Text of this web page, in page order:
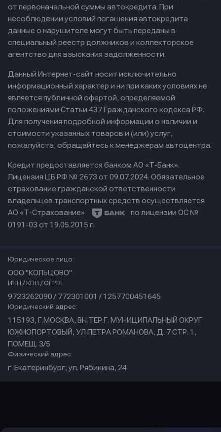
от первоначальной суммы автокредита. При
несоблюдении условий погашения автокредита
данные о нарушителе могут быть переданы в
специальный реестр должников и коллекторское
агентство для взыскания задолженности.
Данный Интернет-сайт носит исключительно
информационный характер и ни при каких условиях не
является публичной офертой, определяемой
положениями Статьи 437 Гражданского кодекса РФ.
Для получения подробной информации о наличии и
стоимости указанных товаров и (или) услуг,
пожалуйста, обращайтесь к менеджерам автоцентра.
Кредит предоставляется банком АО «Т-Банк».
Лицензия ЦБ РФ № 2673 от 09.07.2024. Обязательное
страхование гражданской ответственности
владельцев транспортных средств осуществляется
АО «Т-Страхование»
по лицензии ОС №
0191-03 от 19.05.2015 г.
Юридическое лицо:
ООО "КОЛЬЦОВО"
ИНН / КПП / ОГРН:
9723262090 / 772301001 / 1257700451645
Юридический адрес:
115193, Г.МОСКВА, ВН.ТЕР.Г. МУНИЦИПАЛЬНЫЙ ОКРУГ
ЮЖНОПОРТОВЫЙ, УЛ ПЕТРА РОМАНОВА, Д. 7 СТР. 1,
ПОМЕЩ. 3/5
Физический адрес:
г. Екатеринбург, ул. Рябинина, 24